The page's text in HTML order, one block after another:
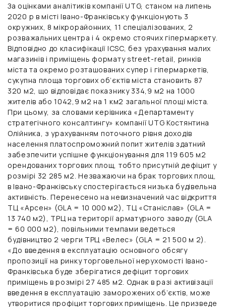
За оцінками аналітиків компанії UTG, станом на липень
2020 р в місті Івано-Франківську функціонують 3
окружних, 8 мікрорайонних, 11 спеціалізованих, 2
розважальних центра і 4 окремо стоячих гіпермаркету.
Відповідно до класифікації ICSC, без урахування малих
магазинів і приміщень формату street-retail, ринків
міста та окремо розташованих супер і гіпермаркетів,
сукупна площа торгових об’єктів міста становить 87
320 м2, що відповідає показнику 334,9 м2 на 1000
жителів або 1042,9 м2 на 1 км2 загальної площі міста.
При цьому, за словамикерівника «Департаменту
стратегічного консалтингу» компанії UTG Костянтина
Олійника, з урахуванням поточного рівня доходів
населення платоспроможний попит жителів здатний
забезпечити успішне функціонування для 119 605 м2
орендованих торгових площ, тобто присутній дефіцит у
розмірі 32 285 м2. Незважаючи на брак торгових площ,
в Івано-Франківську спостерігається низька будівельна
активність. Перенесено на невизначений час відкриття
ТЦ «Арсен» (GLA = 10 000 м2), ТЦ «Станіслав» (GLA =
13 740 м2), ТРЦ на території арматурного заводу (GLA
= 60 000 м2), повільними темпами ведеться
будівництво 2 черги ТРЦ «Велес» (GLA = 21 500 м 2).
«До введення в експлуатацію основного обсягу
пропозиції на ринку торговельної нерухомості Івано-
Франківська буде зберігатися дефіцит торгових
приміщень в розмірі 27 485 м2. Однак в разі активізації
введення в експлуатацію заморожених об’єктів, може
утворитися профіцит торгових приміщень. Це призведе